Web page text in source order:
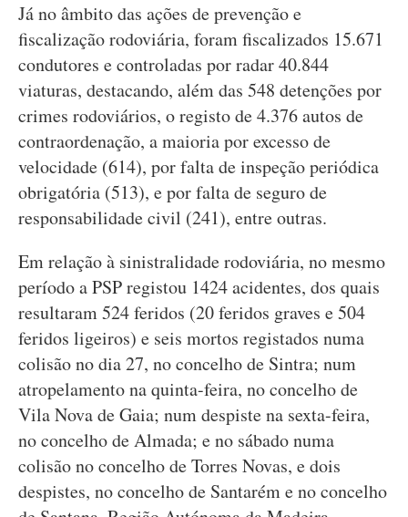
Já no âmbito das ações de prevenção e
fiscalização rodoviária, foram fiscalizados 15.671
condutores e controladas por radar 40.844
viaturas, destacando, além das 548 detenções por
crimes rodoviários, o registo de 4.376 autos de
contraordenação, a maioria por excesso de
velocidade (614), por falta de inspeção periódica
obrigatória (513), e por falta de seguro de
responsabilidade civil (241), entre outras.
Em relação à sinistralidade rodoviária, no mesmo
período a PSP registou 1424 acidentes, dos quais
resultaram 524 feridos (20 feridos graves e 504
feridos ligeiros) e seis mortos registados numa
colisão no dia 27, no concelho de Sintra; num
atropelamento na quinta-feira, no concelho de
Vila Nova de Gaia; num despiste na sexta-feira,
no concelho de Almada; e no sábado numa
colisão no concelho de Torres Novas, e dois
despistes, no concelho de Santarém e no concelho